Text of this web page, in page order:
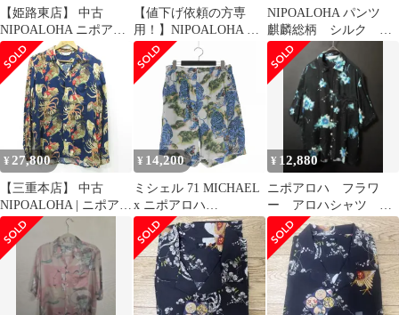
【姫路東店】 中古
NIPOALOHA ニポアロ
ハ ×渋谷龍太 その他
トップス NA
ShibuyaRyuta BYSP サイ
ズ：3 【104】
【値下げ依頼の方専
用！】NIPOALOHA 風
神雷神 アロハシャツ
NIPOALOHA パンツ
麒麟総柄 シルク サ
イズ2
¥ 27,800
【三重本店】 中古
NIPOALOHA | ニポアロ
ハ Jakuchu Ito
GAMECOCK長袖ハワ
イアンシャツ 軍鶏アロ
ハシャツ 総柄長袖シャ
ツ 伊藤若冲 アニマル柄
ネイビー×ベージュ マ
¥ 14,200
ミシェル 71 MICHAEL
x ニポアロハ
NIPOALOHA 25SS
RELAX ALOHA SHORT
PANTS ショートパンツ
ショーツ F ブルー 青
MC251P032
¥ 12,880
ニポアロハ フラワ
ー アロハシャツ M
サイズ 黒 青